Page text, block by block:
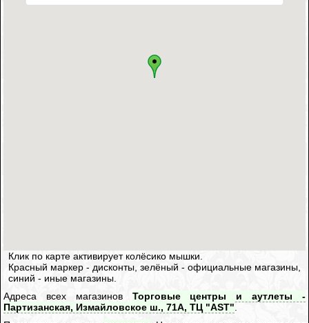
Клик по карте активирует колёсико мышки.
Красный маркер - дисконты, зелёный - официальные магазины,
синий - иные магазины.
Адреса всех магазинов Торговые центры и аутлеты -
Партизанская, Измайловское ш., 71А, ТЦ "AST".